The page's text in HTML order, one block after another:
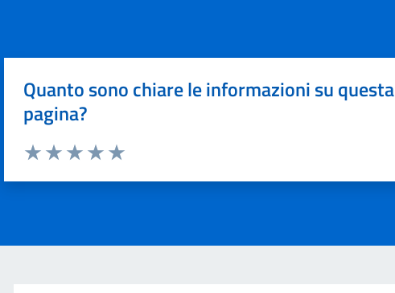
Quanto sono chiare le informazioni su questa
pagina?